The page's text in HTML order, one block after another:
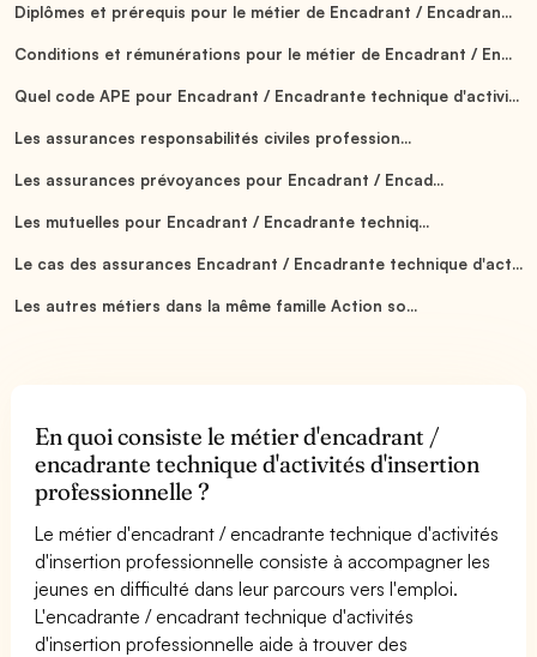
Diplômes et prérequis pour le métier de Encadrant / Encadran...
Conditions et rémunérations pour le métier de Encadrant / En...
Quel code APE pour Encadrant / Encadrante technique d'activi...
Les assurances responsabilités civiles profession...
Les assurances prévoyances pour Encadrant / Encad...
Les mutuelles pour Encadrant / Encadrante techniq...
Le cas des assurances Encadrant / Encadrante technique d'act...
Les autres métiers dans la même famille Action so...
En quoi consiste le métier d'encadrant /
encadrante technique d'activités d'insertion
professionnelle ?
Le métier d'encadrant / encadrante technique d'activités
d'insertion professionnelle consiste à accompagner les
jeunes en difficulté dans leur parcours vers l'emploi.
L'encadrante / encadrant technique d'activités
d'insertion professionnelle aide à trouver des